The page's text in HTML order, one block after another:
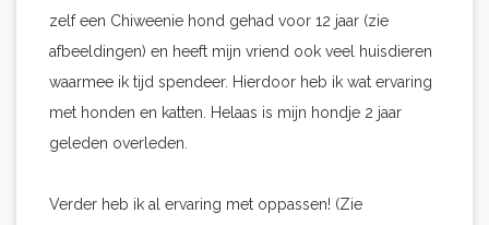
zelf een Chiweenie hond gehad voor 12 jaar (zie
afbeeldingen) en heeft mijn vriend ook veel huisdieren
waarmee ik tijd spendeer. Hierdoor heb ik wat ervaring
met honden en katten. Helaas is mijn hondje 2 jaar
geleden overleden.
Verder heb ik al ervaring met oppassen! (Zie